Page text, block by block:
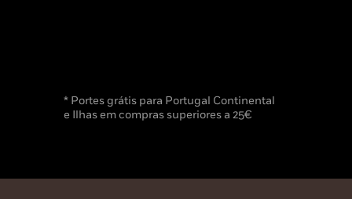
* Portes grátis para Portugal Continental
e Ilhas em compras superiores a 25€